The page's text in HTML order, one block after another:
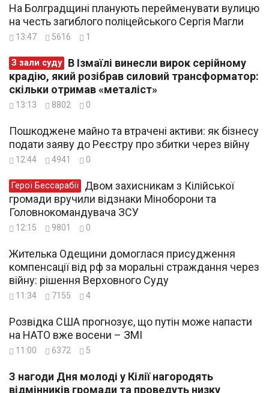
На Болградщині планують перейменувати вулицю
на честь загиблого поліцейського Сергія Магли
13:47 5616 1
З зали суду
крадію, який розібрав силовий трансформатор:
скільки отримав «металіст»
13:13 8802 0
Пошкоджене майно та втрачені активи: як бізнесу
подати заяву до Реєстру про збитки через війну
12:44 4941 0
Герої Бессарабії
громади вручили відзнаки Міноборони та
Головнокомандувача ЗСУ
12:15 9801 0
Жителька Одещини домоглася присудження
компенсації від рф за моральні страждання через
війну: рішення Верховного Суду
11:34 7155 4
Розвідка США прогнозує, що путін може напасти
на НАТО вже восени – ЗМІ
11:00 6372 5
З нагоди Дня молоді у Кілії нагородять
відмінників громади та проведуть низку